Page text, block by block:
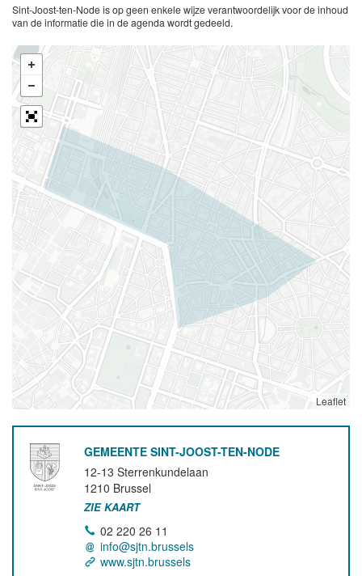
Sint-Joost-ten-Node is op geen enkele wijze verantwoordelijk voor de inhoud
van de informatie die in de agenda wordt gedeeld.
Leaflet
GEMEENTE SINT-JOOST-TEN-NODE
12-13 Sterrenkundelaan
1210 Brussel
ZIE KAART
02 220 26 11
info@sjtn.brussels
www.sjtn.brussels